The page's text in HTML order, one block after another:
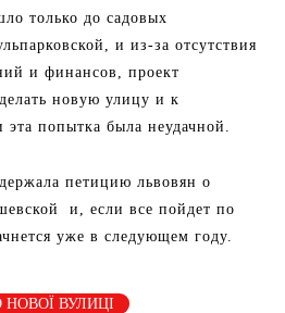
только до садовых
и из-за отсутствия
и финансов, проект
новую улицу и к
попытка была неудачной.
петицию львовян о
и, если все пойдет по
уже в следующем году.
ВУЛИЦІ